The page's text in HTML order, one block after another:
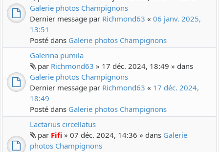
Galerie photos Champignons
Dernier message par Richmond63 « 06 janv. 2025,
13:51
Posté dans Galerie photos Champignons
Galerina pumila
par Richmond63 » 17 déc. 2024, 18:49 » dans
Galerie photos Champignons
Dernier message par Richmond63 « 17 déc. 2024,
18:49
Posté dans Galerie photos Champignons
Lactarius circellatus
par Fifi » 07 déc. 2024, 14:36 » dans Galerie
photos Champignons